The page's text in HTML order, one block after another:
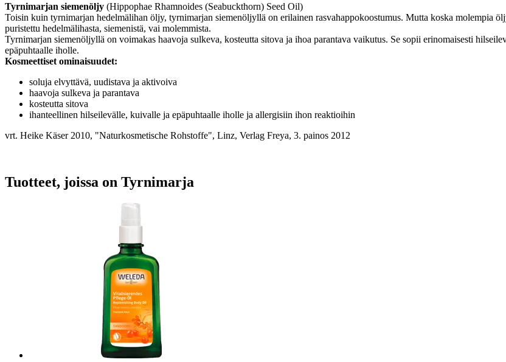
Tyrnimarjan siemenöljy (Hippophae Rhamnoides (Seabuckthorn) Seed Oil)
Toisin kuin tyrnimarjan hedelmälihan öljy, tyrnimarjan siemenöljyllä on erilainen rasvahappokoostumus. Mutta koska molempia
puristettu hedelmälihasta, siemenistä, vai molemmista.
Tyrnimarjan siemenöljyllä on voimakas haavoja sulkeva, kosteutta sitova ja ihoa parantava vaikutus. Se sopii erinomaisesti
epäpuhtaalle iholle.
Kosmeettiset ominaisuudet:
soluja elvyttävä, uudistava ja aktivoiva
haavoja sulkeva ja parantava
kosteutta sitova
ihanteellinen hilseilevälle, kuivalle ja epäpuhtaalle iholle ja allergisiin ihon reaktioihin
vrt. Heike Käser 2010, "Naturkosmetische Rohstoffe", Linz, Verlag Freya, 3. painos 2012
Tuotteet, joissa on Tyrnimarja